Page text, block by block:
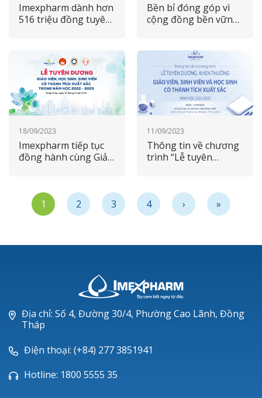
Imexpharm dành hơn
516 triệu đồng tuyên
Đồng Tháp 2024
Bền bỉ đóng góp vì
cộng đồng bền vững:
CSR 2024
18/09/2023
Imexpharm tiếp tục
đồng hành cùng Giải
học 2022-2023
11/09/2023
Thông tin về chương
trình “Lễ tuyên
giáo viên có thành
tích xuất sắc trong
năm học 2022 – 2023”
1 2 3 4 › »
Địa chỉ: Số 4, Đường 30/4, Phường Cao Lãnh, Đồng
Tháp
Điện thoại: (+84) 277 3851941
Hotline: 1800 5555 35